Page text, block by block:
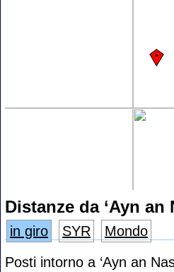
Distanze da ‘Ayn an
in giro SYR
Mondo
Posti intorno a ‘Ayn an